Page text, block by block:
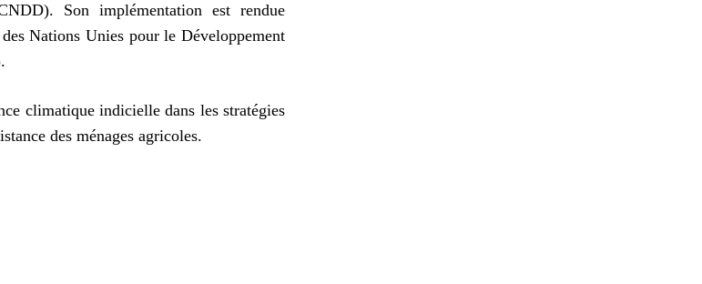
Son implémentation est rendue
Nations Unies pour le Développement
climatique indicielle dans les stratégies
des ménages agricoles.